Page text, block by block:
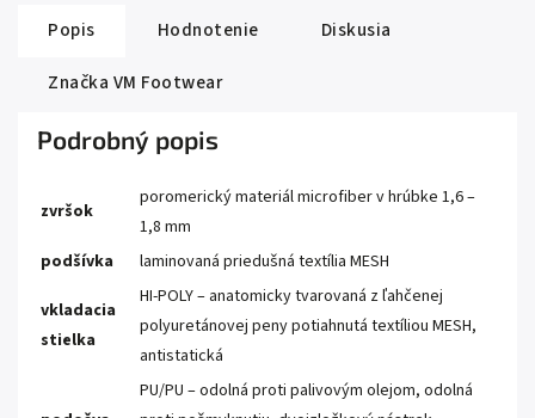
Popis Hodnotenie
Diskusia
Značka VM Footwear
Podrobný popis
zvršok
poromerický materiál microfiber v hrúbke 1,6 –
1,8 mm
podšívka
laminovaná priedušná textília MESH
vkladacia
stielka
HI-POLY – anatomicky tvarovaná z ľahčenej
polyuretánovej peny potiahnutá textíliou MESH,
antistatická
PU/PU – odolná proti palivovým olejom, odolná